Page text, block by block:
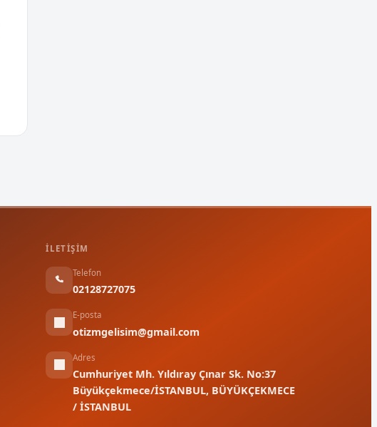
İLETIŞIM
Telefon
02128727075
E-posta
otizmgelisim@gmail.com
Adres
Cumhuriyet Mh. Yıldıray Çınar Sk. No:37
Büyükçekmece/İSTANBUL, BÜYÜKÇEKMECE
/ İSTANBUL